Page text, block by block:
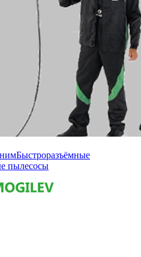
Быстроразъёмные
пылесосы